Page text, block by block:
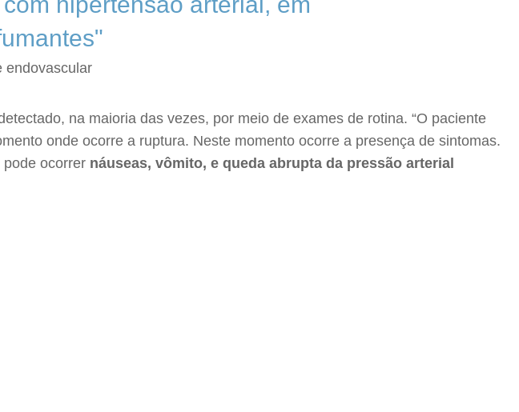
endovascular
na maioria das vezes, por meio de exames de rotina. “O paciente
onde ocorre a ruptura. Neste momento ocorre a presença de sintomas.
ocorrer náuseas, vômito, e queda abrupta da pressão arterial